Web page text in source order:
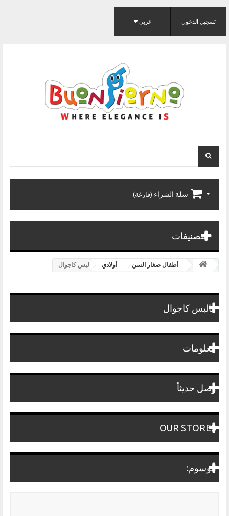
تسجيل الدخول عربي
سلة الشراء (فارغة)
التصنيفات
أطفال صغار السن أولادي مالبس كاجوال
مالبس كاجوال
معلومات
وصل حديثاً
OUR STORES
الوسوم: